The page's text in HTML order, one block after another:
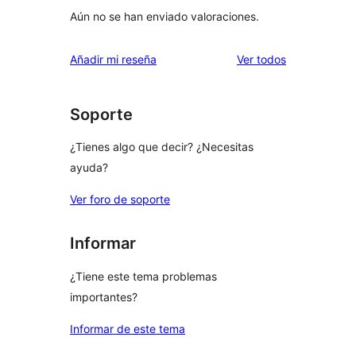
Aún no se han enviado valoraciones.
Añadir mi reseña Ver todoslos
Soporte
¿Tienes algo que decir? ¿Necesitas
ayuda?
Ver foro de soporte
Informar
¿Tiene este tema problemas
importantes?
Informar de este tema